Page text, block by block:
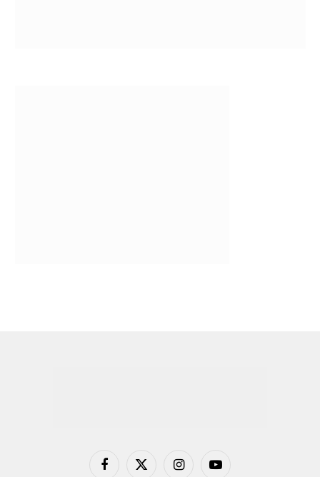
FacebookX InstagramYouTube